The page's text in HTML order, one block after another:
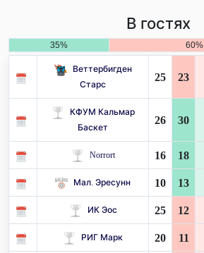
В гостях
35% 60%
Веттербигден
Старс
25 23
КФУМ Кальмар
Баскет
26 30
Norrort 16 18
Мал. Эресунн 10 13
ИК Эос 25 12
РИГ Марк 20 11